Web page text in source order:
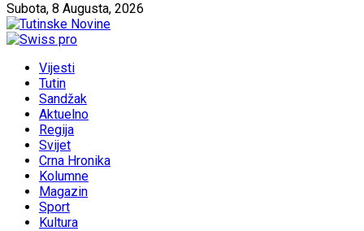
Subota, 8 Augusta, 2026
Vijesti
Tutin
Sandžak
Aktuelno
Regija
Svijet
Crna Hronika
Kolumne
Magazin
Sport
Kultura